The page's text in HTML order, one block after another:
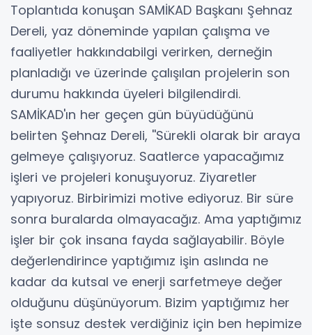
Toplantıda konuşan SAMİKAD Başkanı Şehnaz
Dereli, yaz döneminde yapılan çalışma ve
faaliyetler hakkındabilgi verirken, derneğin
planladığı ve üzerinde çalışılan projelerin son
durumu hakkında üyeleri bilgilendirdi.
SAMİKAD'ın her geçen gün büyüdüğünü
belirten Şehnaz Dereli, ''Sürekli olarak bir araya
gelmeye çalışıyoruz. Saatlerce yapacağımız
işleri ve projeleri konuşuyoruz. Ziyaretler
yapıyoruz. Birbirimizi motive ediyoruz. Bir süre
sonra buralarda olmayacağız. Ama yaptığımız
işler bir çok insana fayda sağlayabilir. Böyle
değerlendirince yaptığımız işin aslında ne
kadar da kutsal ve enerji sarfetmeye değer
olduğunu düşünüyorum. Bizim yaptığımız her
işte sonsuz destek verdiğiniz için ben hepimize